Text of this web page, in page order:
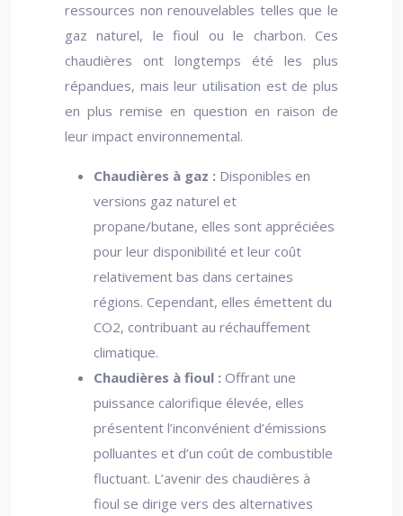
ressources non renouvelables telles que le
gaz naturel, le fioul ou le charbon. Ces
chaudières ont longtemps été les plus
répandues, mais leur utilisation est de plus
en plus remise en question en raison de
leur impact environnemental.
Chaudières à gaz : Disponibles en
versions gaz naturel et
propane/butane, elles sont appréciées
pour leur disponibilité et leur coût
relativement bas dans certaines
régions. Cependant, elles émettent du
CO2, contribuant au réchauffement
climatique.
Chaudières à fioul : Offrant une
puissance calorifique élevée, elles
présentent l’inconvénient d’émissions
polluantes et d’un coût de combustible
fluctuant. L’avenir des chaudières à
fioul se dirige vers des alternatives